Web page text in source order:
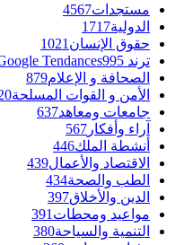
مستجدات4567
الدولية1717
حقوق الإنسان 1021
ترند Trends Google Tendances 995
الصحافة و الإعلام879
الأمن و القوات المسلحة
جامعات ومعاهد637
آراء وأفكار 567
أنشطة الملك446
الاقتصاد والأعمال439
الطب والصحة434
الدين والأخلاق397
مواعيد ومحطات 391
التنمية والسياحة380